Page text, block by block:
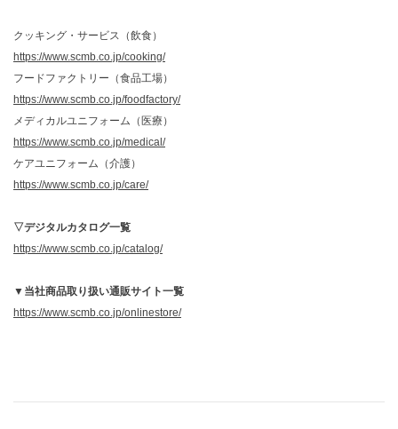
クッキング・サービス（飲食）
https://www.scmb.co.jp/cooking/
フードファクトリー（食品工場）
https://www.scmb.co.jp/foodfactory/
メディカルユニフォーム（医療）
https://www.scmb.co.jp/medical/
ケアユニフォーム（介護）
https://www.scmb.co.jp/care/
▽デジタルカタログ一覧
https://www.scmb.co.jp/catalog/
▼当社商品取り扱い通販サイト一覧
https://www.scmb.co.jp/onlinestore/